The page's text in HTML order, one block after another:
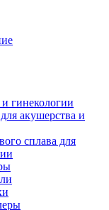
гинекологии
акушерства и
сплава для